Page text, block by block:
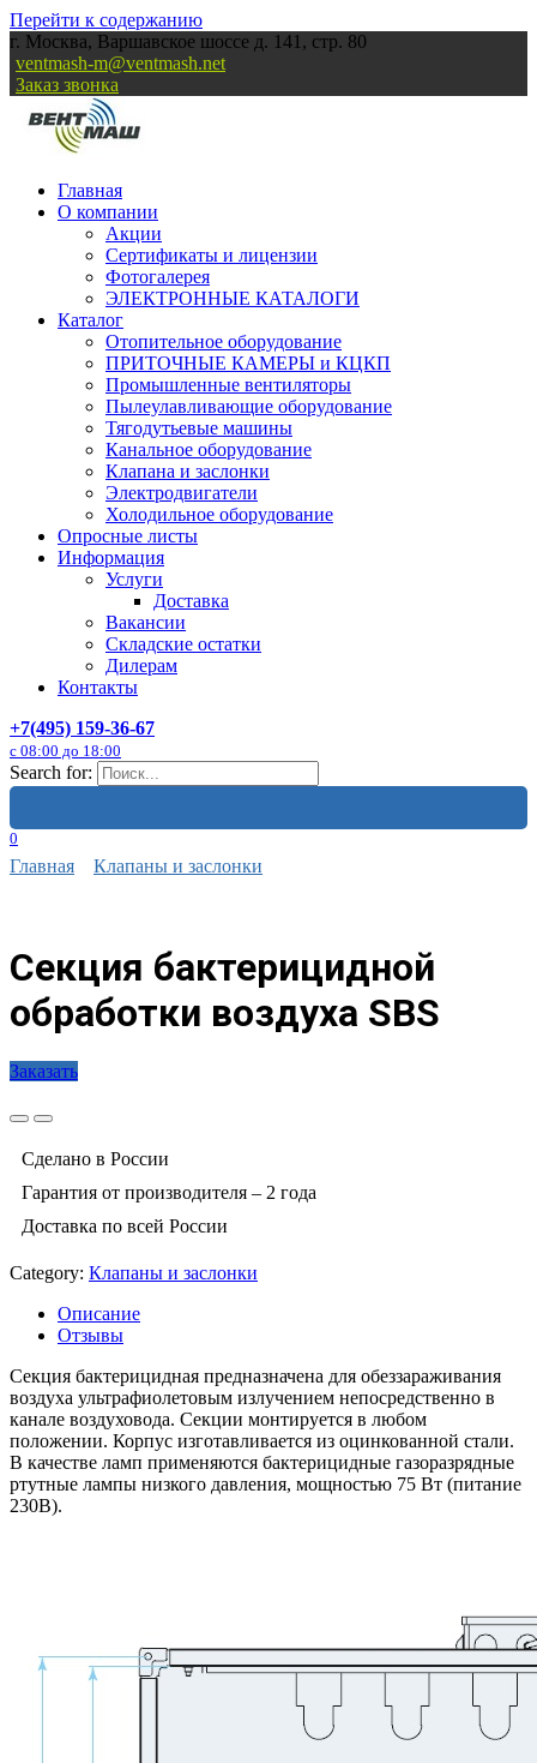
Перейти к содержанию
г. Москва, Варшавское шоссе д. 141, стр. 80
ventmash-m@ventmash.net
Заказ звонка
Главная
О компании
Акции
Сертификаты и лицензии
Фотогалерея
ЭЛЕКТРОННЫЕ КАТАЛОГИ
Каталог
Отопительное оборудование
ПРИТОЧНЫЕ КАМЕРЫ и КЦКП
Промышленные вентиляторы
Пылеулавливающие оборудование
Тягодутьевые машины
Канальное оборудование
Клапана и заслонки
Электродвигатели
Холодильное оборудование
Опросные листы
Информация
Услуги
Доставка
Вакансии
Складские остатки
Дилерам
Контакты
+7(495) 159-36-67
с 08:00 до 18:00
Search for:
0
Главная Клапаны и заслонки
Секция бактерицидной
обработки воздуха SBS
Заказать
Сделано в России
Гарантия от производителя – 2 года
Доставка по всей России
Category: Клапаны и заслонки
Описание
Отзывы
Секция бактерицидная предназначена для обеззараживания
воздуха ультрафиолетовым излучением непосредственно в
канале воздуховода. Секции монтируется в любом
положении. Корпус изготавливается из оцинкованной стали.
В качестве ламп применяются бактерицидные газоразрядные
ртутные лампы низкого давления, мощностью 75 Вт (питание
230В).